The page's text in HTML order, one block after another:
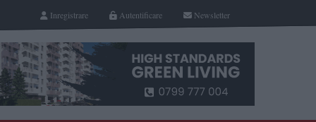
Newsletter
Autentificare
Inregistrare